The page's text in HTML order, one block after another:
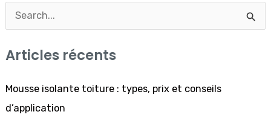
c
Articles récents
Mousse isolante toiture : types, prix et conseils
d’application